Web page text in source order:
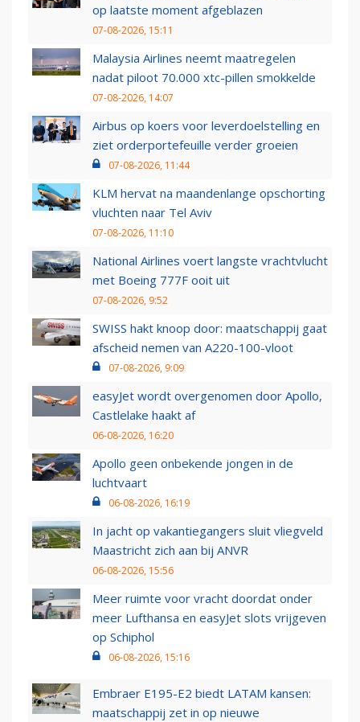
op laatste moment afgeblazen
07-08-2026, 15:11
Malaysia Airlines neemt maatregelen
nadat piloot 70.000 xtc-pillen smokkelde
07-08-2026, 14:07
Airbus op koers voor leverdoelstelling en
ziet orderportefeuille verder groeien
07-08-2026, 11:44
KLM hervat na maandenlange opschorting
vluchten naar Tel Aviv
07-08-2026, 11:10
National Airlines voert langste vrachtvlucht
met Boeing 777F ooit uit
07-08-2026, 9:52
SWISS hakt knoop door: maatschappij gaat
afscheid nemen van A220-100-vloot
07-08-2026, 9:09
easyJet wordt overgenomen door Apollo,
Castlelake haakt af
06-08-2026, 16:20
Apollo geen onbekende jongen in de
luchtvaart
06-08-2026, 16:19
In jacht op vakantiegangers sluit vliegveld
Maastricht zich aan bij ANVR
06-08-2026, 15:56
Meer ruimte voor vracht doordat onder
meer Lufthansa en easyJet slots vrijgeven
op Schiphol
06-08-2026, 15:16
Embraer E195-E2 biedt LATAM kansen:
maatschappij zet in op nieuwe